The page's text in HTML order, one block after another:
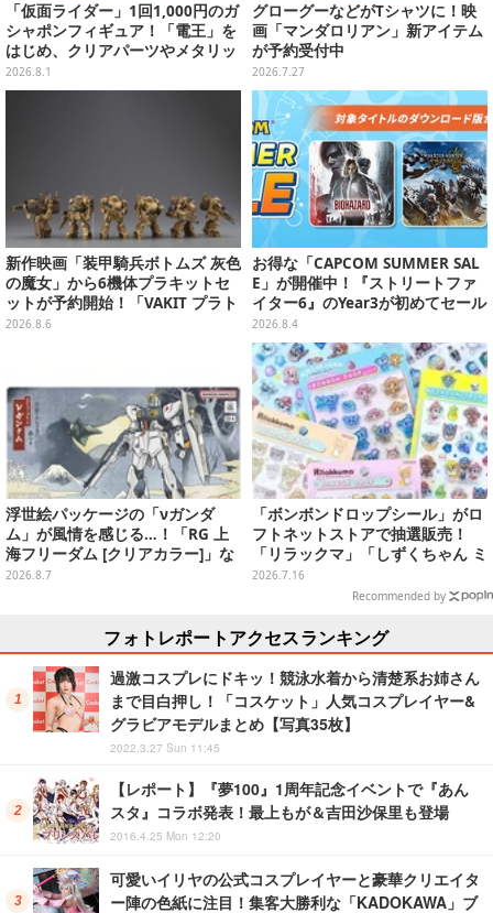
「仮面ライダー」1回1,000円のガ
シャポンフィギュア！「電王」を
はじめ、クリアパーツやメタリッ
ク彩色でこだわりが詰まった4種
類
2026.8.1
グローグーなどがTシャツに！映
画「マンダロリアン」新アイテム
が予約受付中
2026.7.27
新作映画「装甲騎兵ボトムズ 灰色
の魔女」から6機体プラキットセ
ットが予約開始！「VAKIT プラト
ーン」第1弾、各部関節可動仕様
2026.8.6
お得な「CAPCOM SUMMER SAL
E」が開催中！『ストリートファ
イター6』のYear3が初めてセール
対象に
2026.8.4
浮世絵パッケージの「νガンダ
ム」が風情を感じる…！「RG 上
海フリーダム [クリアカラー]」な
どガンプラ2商品が8月順次発売
2026.8.7
「ボンボンドロップシール」がロ
フトネットストアで抽選販売！
「リラックマ」「しずくちゃん ミ
ニ」など全12種をラインナップ
2026.7.16
Recommended by
フォトレポートアクセスランキング
過激コスプレにドキッ！競泳水着から清楚系お姉さん
まで目白押し！「コスケット」人気コスプレイヤー&
グラビアモデルまとめ【写真35枚】
2022.3.27 Sun 11:45
【レポート】『夢100』1周年記念イベントで『あん
スタ』コラボ発表！最上もが＆吉田沙保里も登場
2016.4.25 Mon 12:20
可愛いイリヤの公式コスプレイヤーと豪華クリエイタ
ー陣の色紙に注目！集客大勝利な「KADOKAWA」ブ